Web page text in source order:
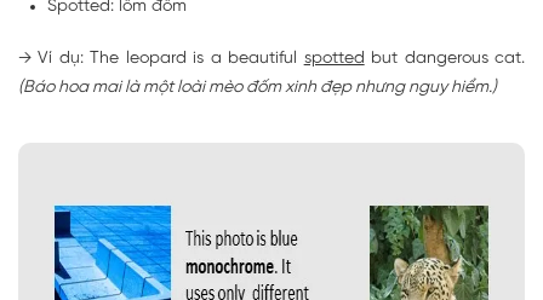
Spotted: lốm đốm
→ Ví dụ: The leopard is a beautiful spotted but dangerous cat.
(Báo hoa mai là một loài mèo đốm xinh đẹp nhưng nguy hiểm.)